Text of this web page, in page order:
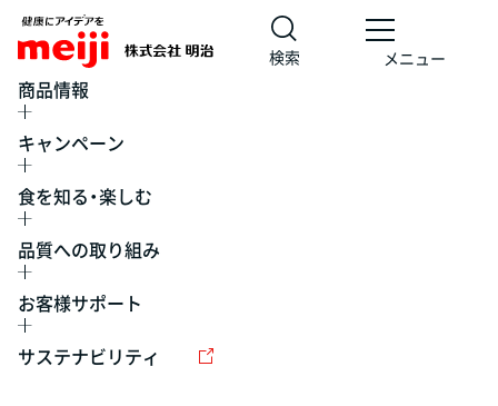
検索 メニュー
商品情報
キャンペーン
食を知る・楽しむ
品質への取り組み
お客様サポート
サステナビリティ